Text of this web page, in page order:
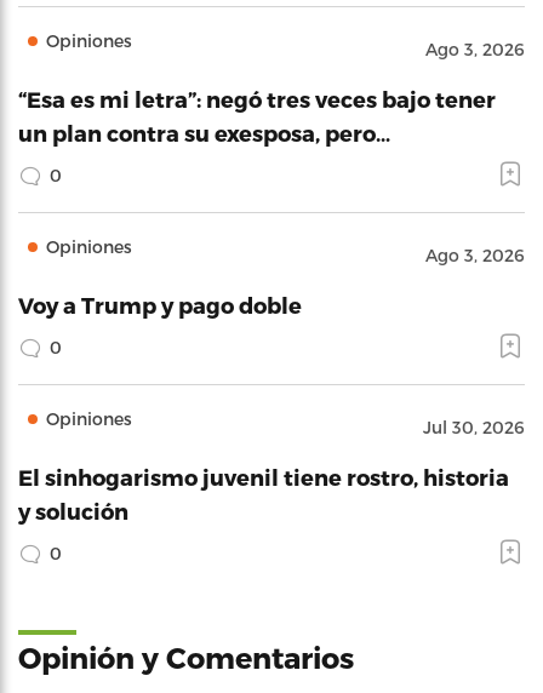
Opiniones Ago 3, 2026
“Esa es mi letra”: negó tres veces bajo tener
un plan contra su exesposa, pero…
0
Opiniones Ago 3, 2026
Voy a Trump y pago doble
0
Opiniones Jul 30, 2026
El sinhogarismo juvenil tiene rostro, historia
y solución
0
Opinión y Comentarios